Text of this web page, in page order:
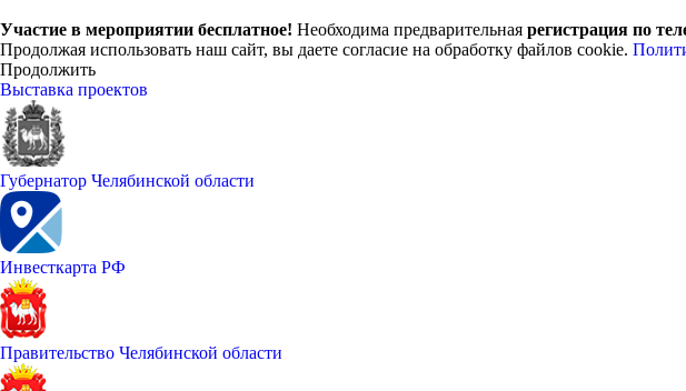
Участие в мероприятии бесплатное! Необходима предварительная регистрация по
Продолжая использовать наш сайт, вы даете согласие на обработку файлов cookie.
Продолжить
Выставка проектов
Губернатор Челябинской области
Инвесткарта РФ
Правительство Челябинской области